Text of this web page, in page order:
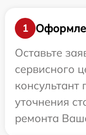
1
Оставьте
сервисного
консультант
уточнения
ремонта